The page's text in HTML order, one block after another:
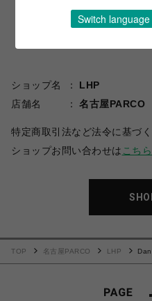
ショップ名
LHP
店舗名
名古屋PARCO
特定商取引法など法令に基づ
ショップお問い合わせは こちら
TOP 名古屋PARCO LHP
Switch language